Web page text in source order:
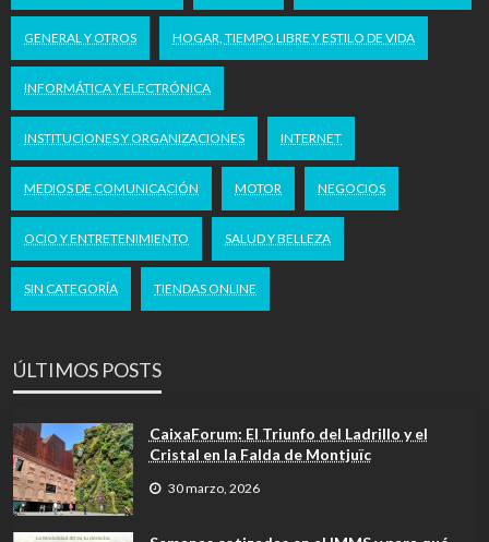
GENERAL Y OTROS HOGAR, TIEMPO LIBRE Y ESTILO DE VIDA
INFORMÁTICA Y ELECTRÓNICA
INSTITUCIONES Y ORGANIZACIONES INTERNET
MEDIOS DE COMUNICACIÓN MOTOR NEGOCIOS
OCIO Y ENTRETENIMIENTO SALUD Y BELLEZA
SIN CATEGORÍA TIENDAS ONLINE
ÚLTIMOS POSTS
CaixaForum: El Triunfo del Ladrillo y el
Cristal en la Falda de Montjuïc
30 marzo, 2026